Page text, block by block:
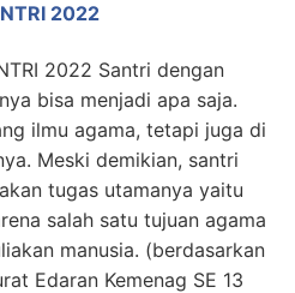
2022
2022 Santri dengan
bisa menjadi apa saja.
ilmu agama, tetapi juga di
Meski demikian, santri
tugas utamanya yaitu
salah satu tujuan agama
manusia. (berdasarkan
Edaran Kemenag SE 13